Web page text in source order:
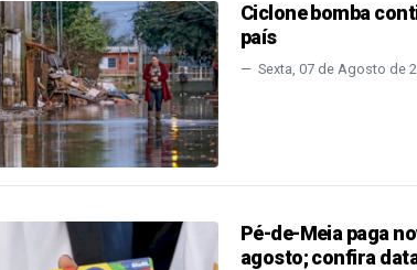
Ciclone bomba
país
Sexta, 07 de Agosto de
Pé-de-Meia paga
agosto; confira